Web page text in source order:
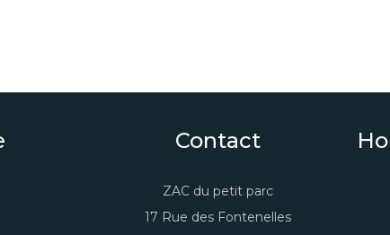
Contact
ZAC du petit parc
17 Rue des Fontenelles